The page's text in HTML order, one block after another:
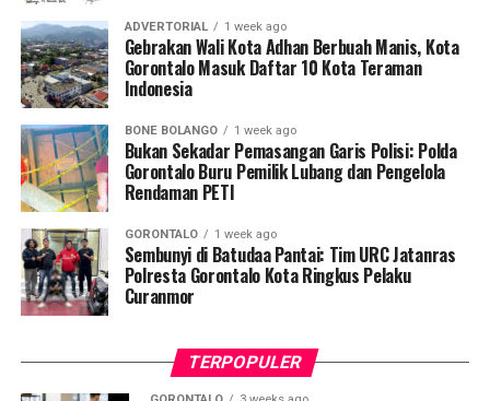
bersilaturahmi langsung dengan kawan-kawan pejuang
pangan dari HKTI, Tani Merdeka, Asosiasi Pedagang
Pasar, serta keluarga besar Partai Gerindra Gorontalo,”
ungkap Sudaryono hangat.
Bagi Sudaryono, ruang perjumpaan komunal seperti ini
memiliki urgensi tinggi untuk melebur sekat birokrasi,
merajut ukhuwah, sekaligus menjadi kanal sosiologis
untuk membumikan kebahagiaan bersama. “Esensinya
kita berkumpul, makan bersama, menikmati musik, dan
berbagi energi kegembiraan dengan kawan-kawan di
daerah,” imbuhnya.
Kendati dibalut atmosfer sukacita, Sudaryono tetap
ADVERTORIAL 1 week ago
Gebrakan Wali Kota Adhan Berbuah Manis, Kota
Gorontalo Masuk Daftar 10 Kota Teraman
Indonesia
BONE BOLANGO 1 week ago
Bukan Sekadar Pemasangan Garis Polisi: Polda
Gorontalo Buru Pemilik Lubang dan Pengelola
Rendaman PETI
GORONTALO 1 week ago
Sembunyi di Batudaa Pantai: Tim URC Jatanras
Polresta Gorontalo Kota Ringkus Pelaku
Curanmor
TERPOPULER